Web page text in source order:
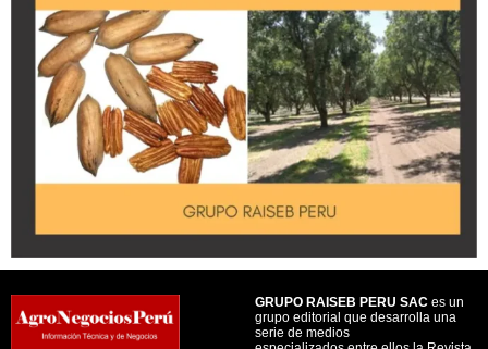
GRUPO RAISEB PERU SAC es un
grupo editorial que desarrolla una
serie de medios